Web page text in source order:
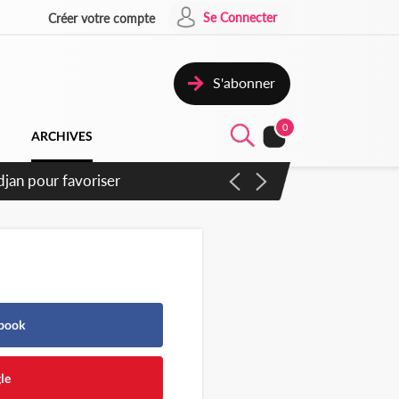
Créer votre compte Se Connecter
S'abonner
ARCHIVES
0
pour favoriser